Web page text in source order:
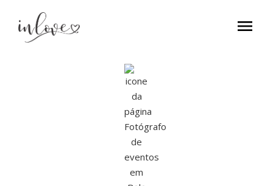
menu